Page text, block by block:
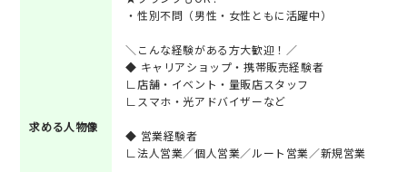
求める人物像
・性別不問（男性・女性ともに活躍中）
＼こんな経験がある方大歓迎！／
◆ キャリアショップ・携帯販売経験者
∟店舗・イベント・量販店スタッフ
∟スマホ・光アドバイザーなど
◆ 営業経験者
∟法人営業／個人営業／ルート営業／新規営業